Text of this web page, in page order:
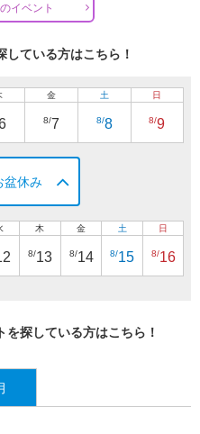
のイベント
ている方はこちら！
金
8/7
土
8/8
日
8/9
盆休み
木
8/13
金
8/14
土
8/15
日
8/16
探している方はこちら！